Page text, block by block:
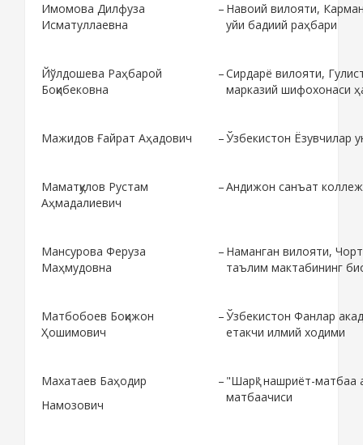
Имомова Дилфуза
Исматуллаевна
– Навоий вилояти,
уйи бадиий раҳбари
Йўлдошева Раҳбарой
Боқибековна
–Сирдарё вилояти,
марказий шифохонаси
Мажидов Ғайрат Аҳадович –Ўзбекистон Ёзувчилар
Маматқулов Рустам
Аҳмадалиевич
–Андижон санъат
Мансурова Феруза
Маҳмудовна
– Наманган вилояти,
таълим мактабининг
Матбобоев Боқижон
Ҳошимович
–Ўзбекистон Фанлар
етакчи илмий ходими
Махатаев Баҳодир
Намозович
– "Шарқ" нашриёт-матбаа
матбаачиси